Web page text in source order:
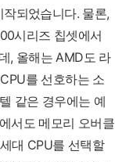
되었습니다. 물론,
시리즈 칩셋에서
, 올해는 AMD도 라
를 선호하는 소
같은 경우에는 예
서도 메모리 오버클
대 CPU를 선택할